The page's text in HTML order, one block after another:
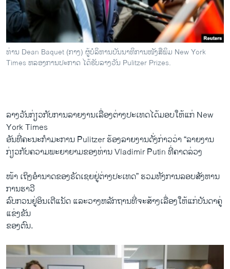
ທ່ານ Dean Baquet (ກາງ) ຜູ້ບໍລິຫານບັນນາທິການໜັງສືພິມ New York
Times ຫລອງການປະກາດ ໄດ້ຮັບລາງວັນ Pulitzer Prizes.
ລາງວັນ​ກ່ຽວກັບການລາຍ​ງານ​ເລື່ອງ​ຕ່າງປະ​ເທດ​ໄດ້ມອບໃຫ້​ແກ່ New
York Times
ອັນ​ທີ່​ຄະນະ​ກຳມະການ Pulitzer ຮ້ອງ​ລາຍ​ງານດັ່ງກ່າວ​ວ່າ “ລາຍ​ງານ​
ກ່ຽວ​ກັບ​ຄວາມ​ພະຍາຍາມ​ຂອງ​ທ່ານ Vladimir Putin ທີ່​ຄາດລ່ວງ
ໜ້າ ເຖິງອຳນາດ​ຂອງຣັດ​ເຊຍ​ຢູ່​ຕ່າງປະ​ເທດ” ຮວມທັງ​ການ​ລອບ​ສັງຫານ
ການ​ຮາວີ
ລົບ​ກວນ​ຢູ່​ອິນ​ເຕີແນັດ ​ແລະ​ວາງຫລັກ​ຖານທີ່​ຈະ​ສ້າງ​ເລື່ອງ​ໃຫ້​ແກ່​ບັນດາຄູ່​
ແຂ່ງຂັນ
ຂອງຕົນ.